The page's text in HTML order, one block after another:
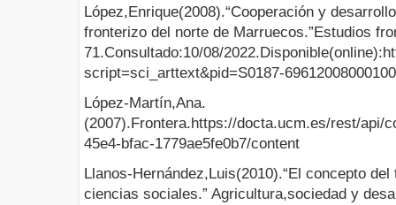
López,Enrique(2008).“Cooperación y
fronterizo del norte de Marruecos.”Estudios
71.Consultado:10/08/
script=sci_arttext&pid=S0187-
López-Martín,Ana.
(2007).Frontera.https://docta.ucm.es/rest/api/
45e4-bfac-1779ae5fe0b7/content
Llanos-Hernández,Luis(2010).“El concepto
ciencias sociales.” Agricultura,sociedad y